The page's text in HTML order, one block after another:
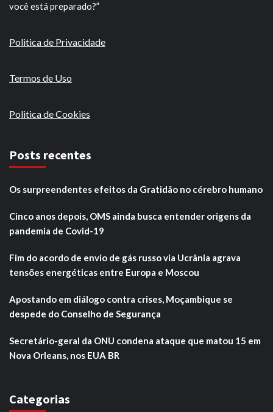
você está preparado?”
Politica de Privacidade
Termos de Uso
Politica de Cookies
Posts recentes
Os surpreendentes efeitos da Gratidão no cérebro humano
Cinco anos depois, OMS ainda busca entender origens da
pandemia de Covid-19
Fim do acordo de envio de gás russo via Ucrânia agrava
tensões energéticas entre Europa e Moscou
Apostando em diálogo contra crises, Moçambique se
despede do Conselho de Segurança
Secretário-geral da ONU condena ataque que matou 15 em
Nova Orleans, nos EUA BR
Categorias